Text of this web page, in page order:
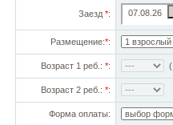
Заезд *:
Размещение:*:
Возраст 1 реб.: *:
Возраст 2 реб.: *:
Форма оплаты: